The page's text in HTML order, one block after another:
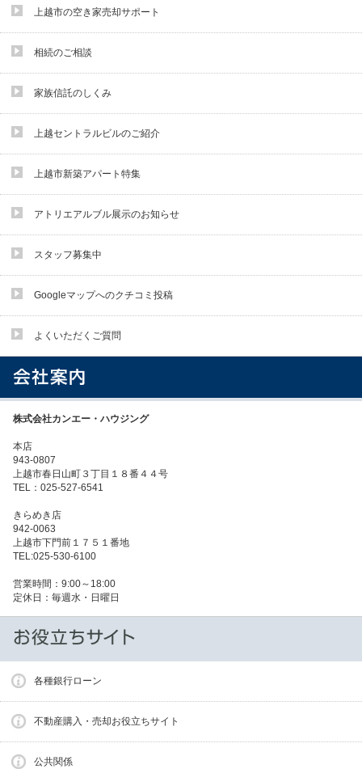
上越市の空き家売却サポート
相続のご相談
家族信託のしくみ
上越セントラルビルのご紹介
上越市新築アパート特集
アトリエアルブル展示のお知らせ
スタッフ募集中
Googleマップへのクチコミ投稿
よくいただくご質問
株式会社カンエー・ハウジング
本店
943-0807
上越市春日山町３丁目１８番４４号
TEL：025-527-6541
きらめき店
942-0063
上越市下門前１７５１番地
TEL:025-530-6100
営業時間：9:00～18:00
定休日：毎週水・日曜日
各種銀行ローン
不動産購入・売却お役立ちサイト
公共関係